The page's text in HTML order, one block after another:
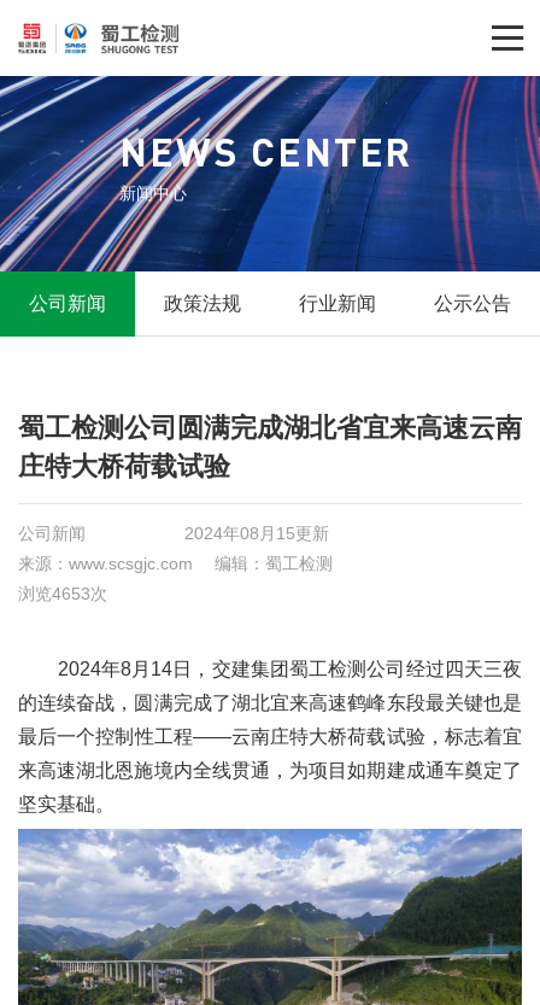

NEWS CENTER
新闻中心
公司新闻 政策法规 行业新闻 公示公告
蜀工检测公司圆满完成湖北省宜来高速云南
庄特大桥荷载试验
公司新闻
2024年08月15更新
来源：www.scsgjc.com
编辑：蜀工检测
浏览4653次
2024年8月14日，交建集团蜀工检测公司经过四天三夜
的连续奋战，圆满完成了湖北宜来高速鹤峰东段最关键也是
最后一个控制性工程——云南庄特大桥荷载试验，标志着宜
来高速湖北恩施境内全线贯通，为项目如期建成通车奠定了
坚实基础。